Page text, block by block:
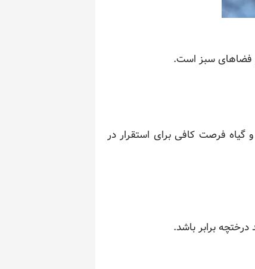
و فضاهای سبز است.
گیاه فرصت کافی برای استقرار در
برابر باشد.